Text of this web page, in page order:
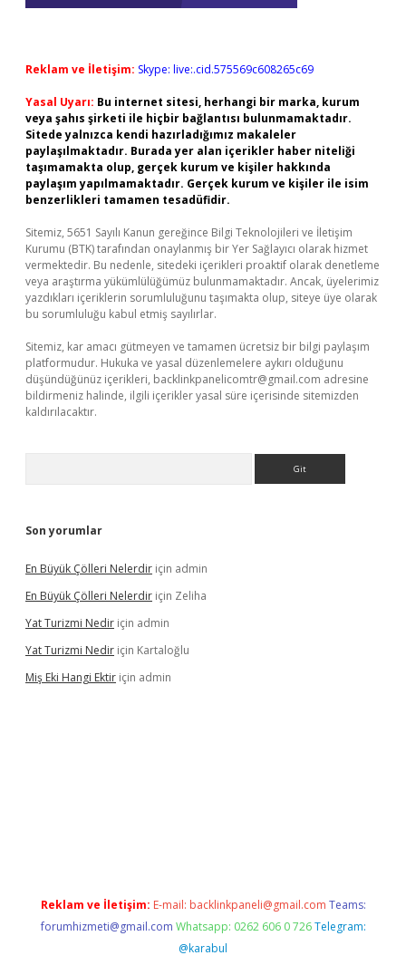
Reklam ve İletişim: Skype: live:.cid.575569c608265c69
Yasal Uyarı: Bu internet sitesi, herhangi bir marka, kurum
veya şahıs şirketi ile hiçbir bağlantısı bulunmamaktadır.
Sitede yalnızca kendi hazırladığımız makaleler
paylaşılmaktadır. Burada yer alan içerikler haber niteliği
taşımamakta olup, gerçek kurum ve kişiler hakkında
paylaşım yapılmamaktadır. Gerçek kurum ve kişiler ile isim
benzerlikleri tamamen tesadüfidir.
Sitemiz, 5651 Sayılı Kanun gereğince Bilgi Teknolojileri ve İletişim
Kurumu (BTK) tarafından onaylanmış bir Yer Sağlayıcı olarak hizmet
vermektedir. Bu nedenle, sitedeki içerikleri proaktif olarak denetleme
veya araştırma yükümlülüğümüz bulunmamaktadır. Ancak, üyelerimiz
yazdıkları içeriklerin sorumluluğunu taşımakta olup, siteye üye olarak
bu sorumluluğu kabul etmiş sayılırlar.
Sitemiz, kar amacı gütmeyen ve tamamen ücretsiz bir bilgi paylaşım
platformudur. Hukuka ve yasal düzenlemelere aykırı olduğunu
düşündüğünüz içerikleri, backlinkpanelicomtr@gmail.com adresine
bildirmeniz halinde, ilgili içerikler yasal süre içerisinde sitemizden
kaldırılacaktır.
Son yorumlar
En Büyük Çölleri Nelerdir için admin
En Büyük Çölleri Nelerdir için Zeliha
Yat Turizmi Nedir için admin
Yat Turizmi Nedir için Kartaloğlu
Miş Eki Hangi Ektir için admin
Reklam ve İletişim: E-mail: backlinkpaneli@gmail.com Teams:
forumhizmeti@gmail.com Whatsapp: 0262 606 0 726 Telegram:
@karabul